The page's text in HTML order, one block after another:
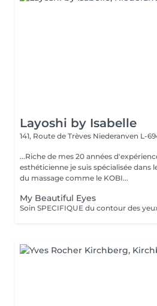
Layoshi by Isabelle
141, Route de Trèves Niederanven L-
...Riche de mes 20 années
esthéticienne je suis spécialisée dans
du massage comme le KOBI...
My Beautiful Eyes